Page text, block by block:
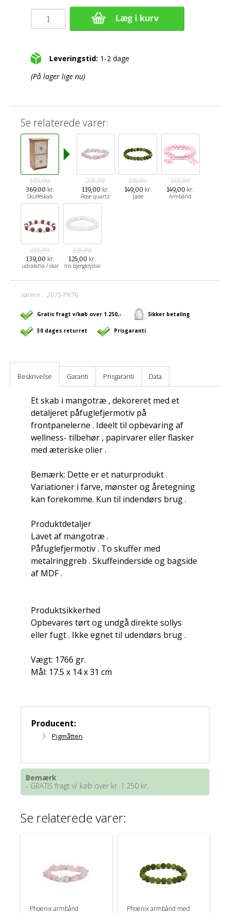
Leveringstid: 1-2 dage
(På lager lige nu)
Se relaterede varer:
585,00
369.00 kr.
Skuffeskab
225,00
119,00 kr.
Rose quartz
235,00
149,00 kr.
Jade
245,00
149,00 kr.
Armbånd
215,00
139,00 kr.
udraksha / skal
225,00
125,00 kr.
Iris bjergkrystal
Varenr.:2075-PK76
Gratis fragt v/køb over 1.250,- Sikker betaling
30 dages returret Prisgaranti
Beskrivelse Garanti Prisgaranti Data
Et skab i mangotræ , dekoreret med et
detaljeret påfuglefjermotiv på
frontpanelerne . Ideelt til opbevaring af
wellness- tilbehør , papirvarer eller flasker
med æteriske olier .
Bemærk: Dette er et naturprodukt .
Variationer i farve, mønster og åretegning
kan forekomme. Kun til indendørs brug .
Produktdetaljer
Lavet af mangotræ .
Påfuglefjermotiv . To skuffer med
metalringgreb . Skuffeinderside og bagside
af MDF .​​​​
Produktsikkerhed
Opbevares tørt og undgå direkte sollys
eller fugt . Ikke egnet til udendørs brug .
Vægt: 1766 gr.
Mål: 17.5 x 14 x 31 cm
Producent:
Pigmåtten
Bemærk:
- GRATIS fragt v/ køb over kr. 1.250 kr.
Se relaterede varer:
Phoenix armbånd Phoenix armbånd med